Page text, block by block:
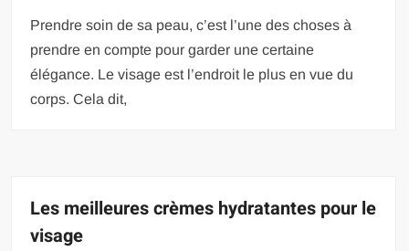
Prendre soin de sa peau, c’est l’une des choses à
prendre en compte pour garder une certaine
élégance. Le visage est l’endroit le plus en vue du
corps. Cela dit,
Les meilleures crèmes hydratantes pour le
visage